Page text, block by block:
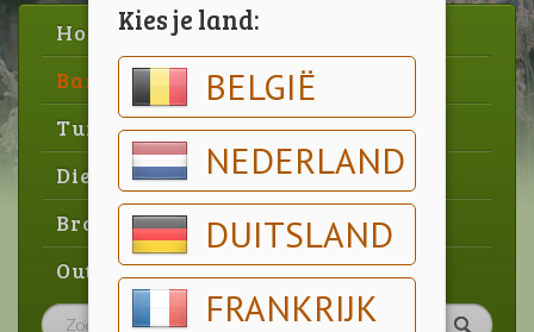
Kies je land:
BELGIË
NEDERLAND
DUITSLAND
FRANKRIJK
Home
Barbecue
Tuin
Dier
Brood & gebak
Outlet